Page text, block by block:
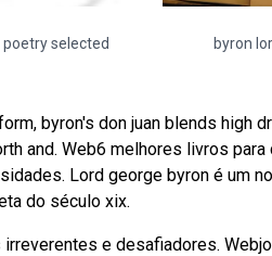
poetry selected byron
byron's don juan blends high
and. Web6 melhores livros
Lord george byron é um
do século xix.
e desafiadores.